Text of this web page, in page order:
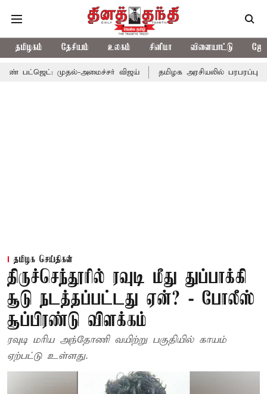
தமிழகம் தேசியம் உலகம் சினிமா விளையாட்டு
முதல்-அமைச்சர் விஜய் தமிழக அரசியலில் பரபரப்பு; அமைச்சர்
தமிழக செய்திகள்
திருச்செந்தூரில் ரவுடி மீது துப்பாக்கி
சூடு நடத்தப்பட்டது ஏன்? - போலீஸ்
சூப்பிரண்டு விளக்கம்
ரவுடி மரிய அந்தோணி வயிற்று பகுதியில் காயம்
ஏற்பட்டு உள்ளது.